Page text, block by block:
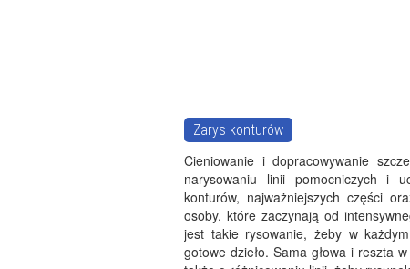
Zarys konturów
Cieniowanie i dopracowywanie
narysowaniu linii pomocniczych i
konturów, najważniejszych części
osoby, które zaczynają od
jest takie rysowanie, żeby w
gotowe dzieło. Sama głowa i reszta